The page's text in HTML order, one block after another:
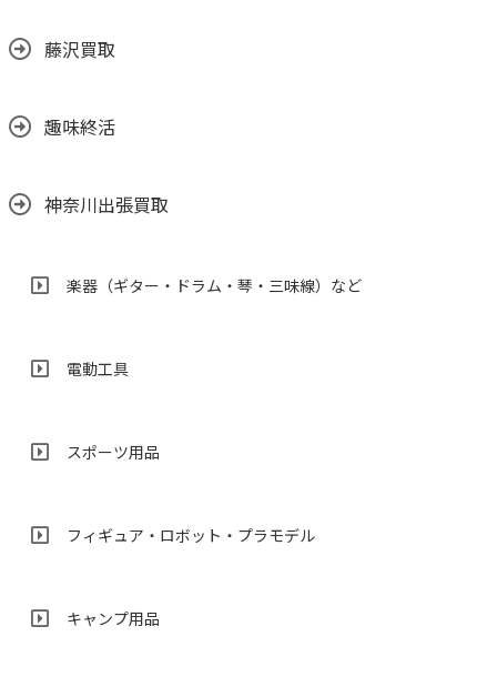
藤沢買取
趣味終活
神奈川出張買取
楽器（ギター・ドラム・琴・三味線）など
電動工具
スポーツ用品
フィギュア・ロボット・プラモデル
キャンプ用品